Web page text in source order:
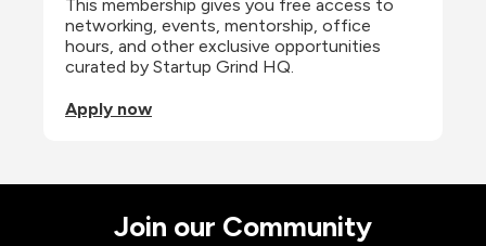
This membership gives you free access to
networking, events, mentorship, office
hours, and other exclusive opportunities
curated by Startup Grind HQ.
Apply now
Join our Community